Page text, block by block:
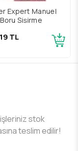
Expert Manuel
Boru Şişirme
TL
stok
teslim edilir!